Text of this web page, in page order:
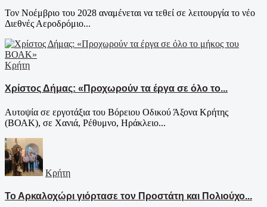
Τον Νοέμβριο του 2028 αναμένεται να τεθεί σε λειτουργία το νέο
Διεθνές Αεροδρόμιο...
Κρήτη
Χρίστος Δήμας: «Προχωρούν τα έργα σε όλο το...
Αυτοψία σε εργοτάξια του Βόρειου Οδικού Άξονα Κρήτης
(ΒΟΑΚ), σε Χανιά, Ρέθυμνο, Ηράκλειο...
Κρήτη
Το Αρκαλοχώρι γιόρτασε τον Προστάτη και Πολιούχο...